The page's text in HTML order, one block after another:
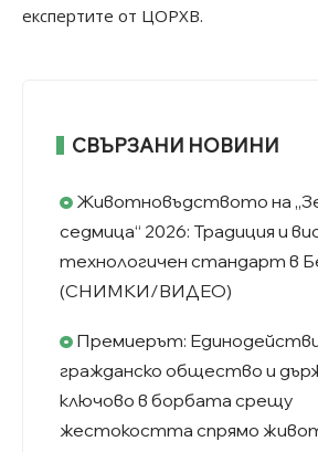
експертите от ЦОРХВ.
СВЪРЗАНИ НОВИНИ
Животновъдството на
седмица“ 2026: Традиция и
технологичен стандарт в
(СНИМКИ/ВИДЕО)
Премиерът:
гражданско общество и
ключово в борбата срещу
жестокостта спрямо